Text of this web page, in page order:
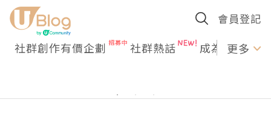
會員登記
社群創作有價企劃 社群熱話 成為U更多